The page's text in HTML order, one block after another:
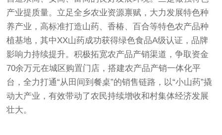
产业提质量。立足全乡农业资源禀赋，大力发展特色种
养产业，高标准打造山药、香椿、百合等特色农产品种
植基地，其中XX山药成功获得绿色食品A级认证，品牌
影响力持续提升。积极拓宽农产品产销渠道，争取资金
70余万元在城区购置门店，搭建农产品产销一体化平
台，全力打通“从田间到餐桌”的销售链路，以“小山药”撬
动大产业，有效带动了农民持续增收和村集体经济发展
壮大。